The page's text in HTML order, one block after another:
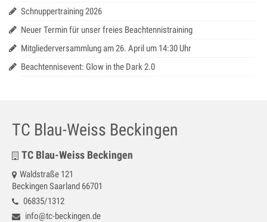
Jugendmannschaften – in Bearbeitung
Seniorenmannschaften – in Bearbeitung
Saar-Lor-Lux Casino Cup
Beckinger Open STB-Cup
Beckinger Jugend-Turnier
Galerie
Schnuppertraining 2026
Neuer Termin für unser freies Beachtennistraining
Mitgliederversammlung am 26. April um 14:30 Uhr
Beachtennisevent: Glow in the Dark 2.0
TC Blau-Weiss Beckingen
TC Blau-Weiss Beckingen
Waldstraße 121
Beckingen Saarland 66701
06835/1312
info@tc-beckingen.de